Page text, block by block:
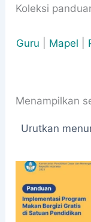
Koleksi
Guru Mapel
Menampilkan